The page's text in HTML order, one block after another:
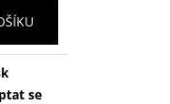
se